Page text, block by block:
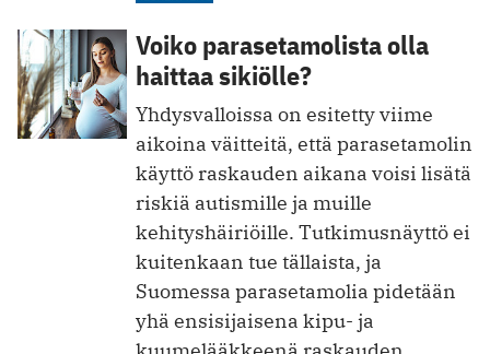
Voiko parasetamolista olla
haittaa sikiölle?
Yhdysvalloissa on esitetty viime
aikoina väitteitä, että parasetamolin
käyttö raskauden aikana voisi lisätä
riskiä autismille ja muille
kehityshäiriöille. Tutkimusnäyttö ei
kuitenkaan tue tällaista, ja
Suomessa parasetamolia pidetään
yhä ensisijaisena kipu- ja